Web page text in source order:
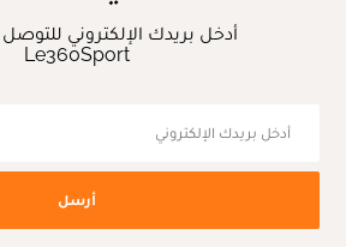
أدخل بريدك الإلكتروني للتوصل
Le360Sport
أرسل